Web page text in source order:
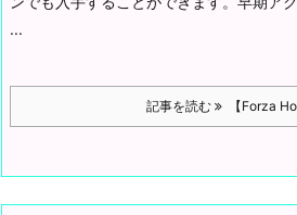
...
記事を読む 【Forza